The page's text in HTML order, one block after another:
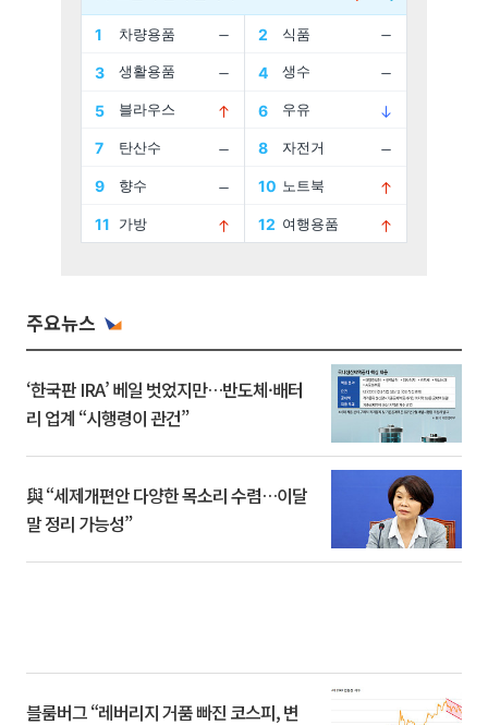
주요뉴스
‘한국판 IRA’ 베일 벗었지만…반도체·배터
리 업계 “시행령이 관건”
與 “세제개편안 다양한 목소리 수렴…이달
말 정리 가능성”
블룸버그 “레버리지 거품 빠진 코스피, 변